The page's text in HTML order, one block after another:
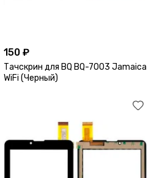
150 ₽
Тачскрин для BQ BQ-7003 Jamaica
WiFi (Черный)